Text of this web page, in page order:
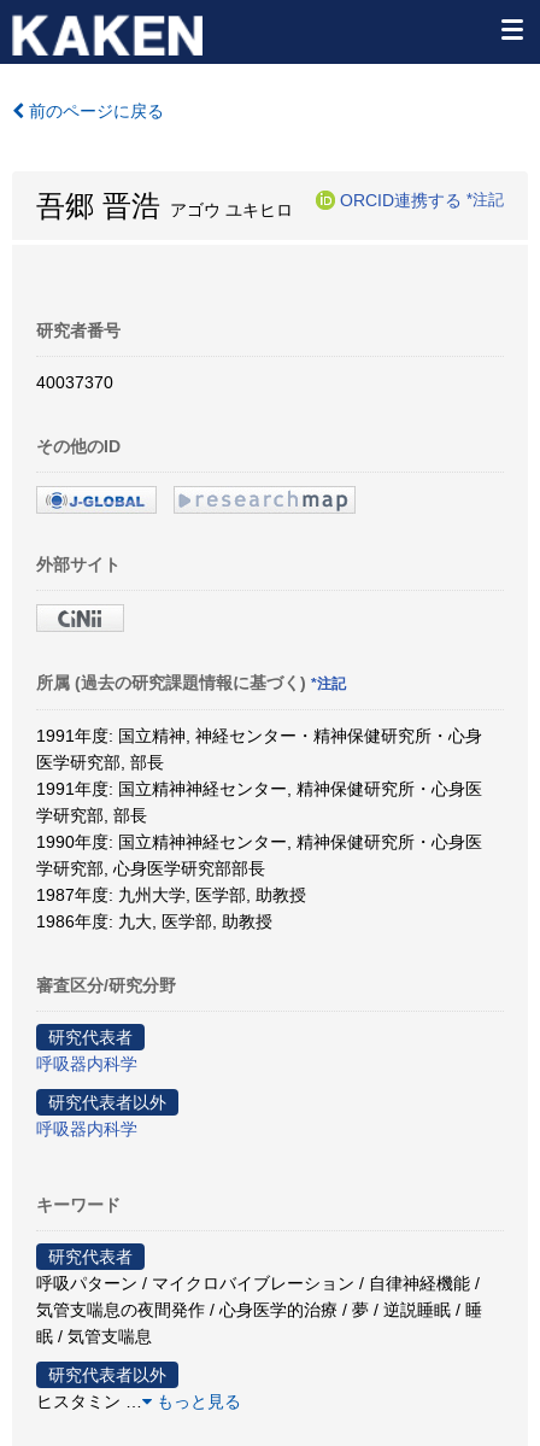
前のページに戻る
吾郷 晋浩 アゴウ ユキヒロ
ORCID連携する *注記
研究者番号
40037370
その他のID
外部サイト
所属 (過去の研究課題情報に基づく) *注記
1991年度: 国立精神, 神経センター・精神保健研究所・心身
医学研究部, 部長
1991年度: 国立精神神経センター, 精神保健研究所・心身医
学研究部, 部長
1990年度: 国立精神神経センター, 精神保健研究所・心身医
学研究部, 心身医学研究部部長
1987年度: 九州大学, 医学部, 助教授
1986年度: 九大, 医学部, 助教授
審査区分/研究分野
研究代表者
呼吸器内科学
研究代表者以外
呼吸器内科学
キーワード
研究代表者
呼吸パターン / マイクロバイブレーション / 自律神経機能 /
気管支喘息の夜間発作 / 心身医学的治療 / 夢 / 逆説睡眠 / 睡
眠 / 気管支喘息
研究代表者以外
ヒスタミン
もっと見る